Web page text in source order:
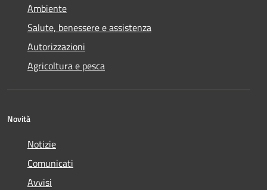
Ambiente
Salute, benessere e assistenza
Autorizzazioni
Agricoltura e pesca
Novità
Notizie
Comunicati
Avvisi